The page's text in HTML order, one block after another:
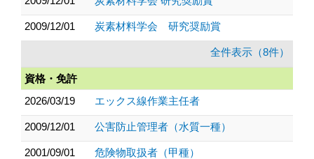
2009/12/01 炭素材料学会 研究奨励賞
全件表示（8件）
資格・免許
2026/03/19
エックス線作業主任者
2009/12/01 公害防止管理者（水質一種）
2001/09/01 危険物取扱者（甲種）